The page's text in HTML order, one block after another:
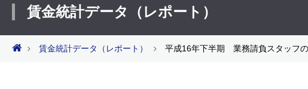
賃金統計データ（レポート）
賃金統計データ（レポート） 平成16年下半期 業務請負スタッフ